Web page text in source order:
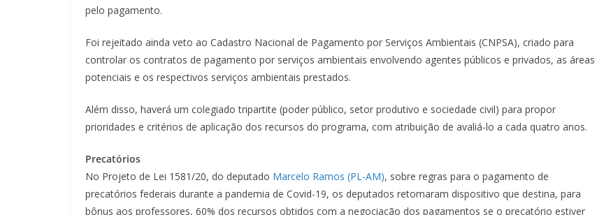
pelo pagamento.
Foi rejeitado ainda veto ao Cadastro Nacional de Pagamento por Serviços Ambientais (CNPSA), criado para
controlar os contratos de pagamento por serviços ambientais envolvendo agentes públicos e privados, as áreas
potenciais e os respectivos serviços ambientais prestados.
Além disso, haverá um colegiado tripartite (poder público, setor produtivo e sociedade civil) para propor
prioridades e critérios de aplicação dos recursos do programa, com atribuição de avaliá-lo a cada quatro anos.
Precatórios
No Projeto de Lei 1581/20, do deputado Marcelo Ramos (PL-AM), sobre regras para o pagamento de
precatórios federais durante a pandemia de Covid-19, os deputados retomaram dispositivo que destina, para
bônus aos professores, 60% dos recursos obtidos com a negociação dos pagamentos se o precatório estiver